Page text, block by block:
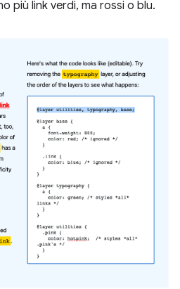
più link verdi, ma rossi o blu.